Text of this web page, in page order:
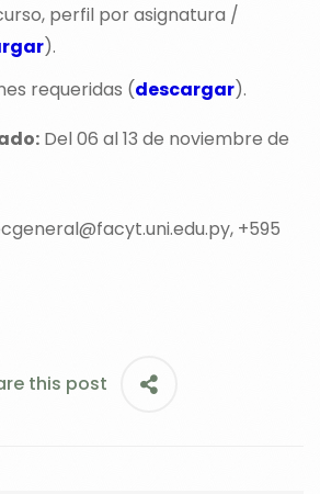
perfil por asignatura /
).
requeridas (descargar).
Del 06 al 13 de noviembre de
+595
this post